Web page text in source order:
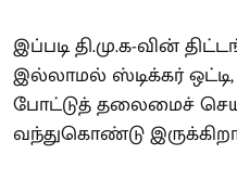
இப்படி தி.மு.க-வின்
இல்லாமல் ஸ்டிக்கர்
போட்டுத் தலைமைச்
வந்துகொண்டு